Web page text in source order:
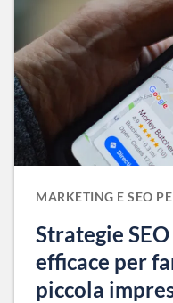
MARKETING E SEO
Strategie
efficace per
piccola